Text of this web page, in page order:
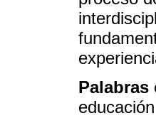
Palabras